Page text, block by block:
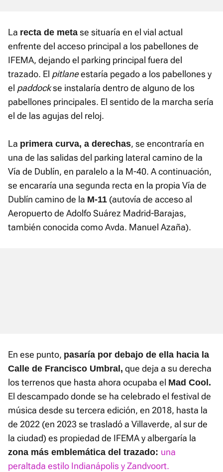
La recta de meta se situaría en el vial actual
enfrente del acceso principal a los pabellones de
IFEMA, dejando el parking principal fuera del
trazado. El pitlaneestaría pegado a los pabellones y
el paddockse instalaría dentro de alguno de los
pabellones principales. El sentido de la marcha sería
el de las agujas del reloj.
La primera curva, a derechas, se encontraría en
una de las salidas del parking lateral camino de la
Vía de Dublín, en paralelo a la M-40. A continuación,
se encararía una segunda recta en la propia Vía de
Dublín camino de la M-11 (autovía de acceso al
Aeropuerto de Adolfo Suárez Madrid-Barajas,
también conocida como Avda. Manuel Azaña).
En ese punto, pasaría por debajo de ella hacia la
Calle de Francisco Umbral, que deja a su derecha
los terrenos que hasta ahora ocupaba el Mad Cool.
El descampado donde se ha celebrado el festival de
música desde su tercera edición, en 2018, hasta la
de 2022 (en 2023 se trasladó a Villaverde, al sur de
la ciudad) es propiedad de IFEMA y albergaría la
zona más emblemática del trazado: una
peraltada estilo Indianápolis y Zandvoort.